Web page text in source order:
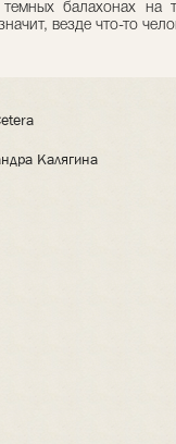
балахонах на
везде что-то
Калягина